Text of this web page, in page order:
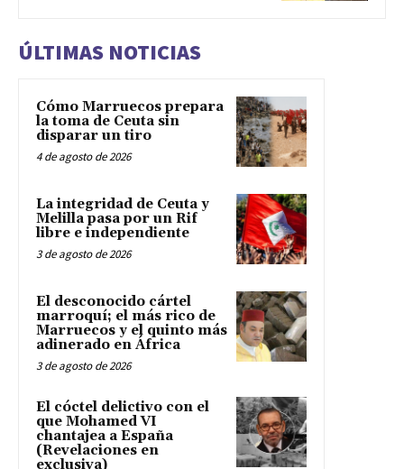
ÚLTIMAS NOTICIAS
Cómo Marruecos prepara
la toma de Ceuta sin
disparar un tiro
4 de agosto de 2026
La integridad de Ceuta y
Melilla pasa por un Rif
libre e independiente
3 de agosto de 2026
El desconocido cártel
marroquí; el más rico de
Marruecos y el quinto más
adinerado en África
3 de agosto de 2026
El cóctel delictivo con el
que Mohamed VI
chantajea a España
(Revelaciones en
exclusiva)